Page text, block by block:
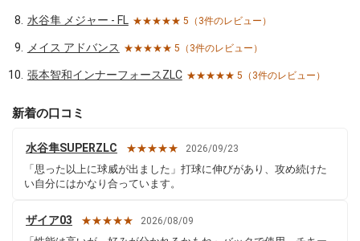
水谷隼 メジャー - FL ★★★★★ 5（3件のレビュー）
メイス アドバンス ★★★★★ 5（3件のレビュー）
張本智和インナーフォースZLC ★★★★★ 5（3件のレビュー）
新着の口コミ
水谷隼SUPERZLC ★★★★★ 2026/09/23
「思った以上に球威が出ました」打球に伸びがあり、攻め続けた
い自分にはかなり合っています。
ザイア03 ★★★★★ 2026/08/09